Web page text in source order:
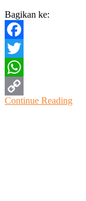
Bagikan ke:
Facebook
Twitter
WhatsApp
Copy
Continue Reading